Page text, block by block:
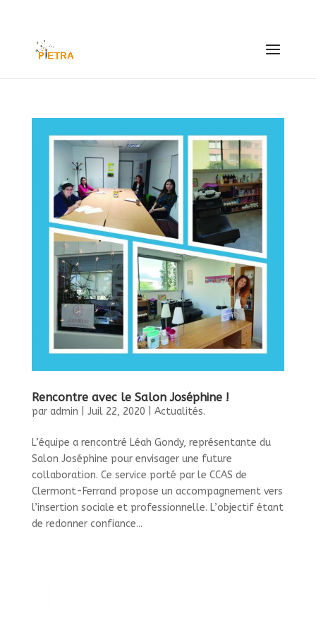
Rencontre avec le Salon Joséphine !
par admin Juil 22, 2020 Actualités.
L’équipe a rencontré Léah Gondy, représentante du
Salon Joséphine pour envisager une future
collaboration. Ce service porté par le CCAS de
Clermont-Ferrand propose un accompagnement vers
l’insertion sociale et professionnelle. L’objectif étant
de redonner confiance...